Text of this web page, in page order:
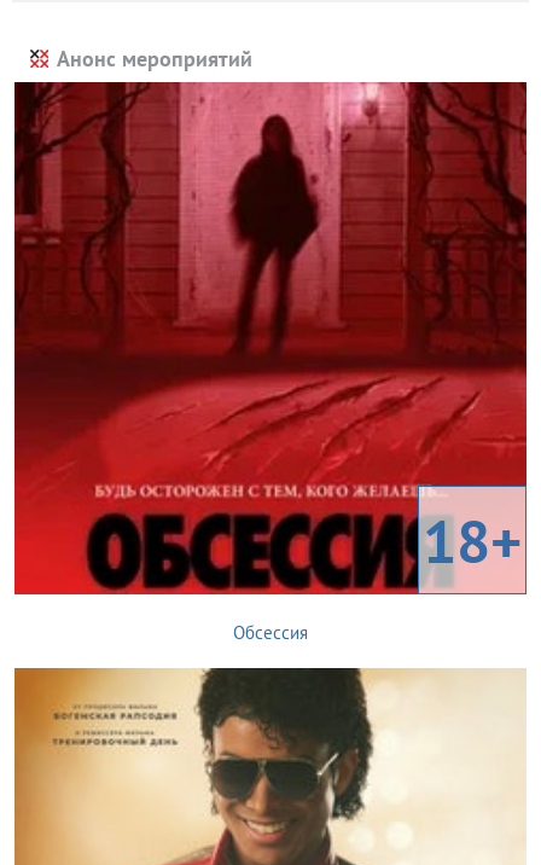
Анонс мероприятий
18+
Обсессия